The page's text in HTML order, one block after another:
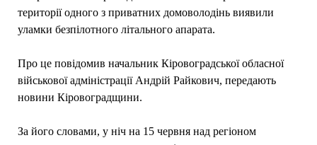
території одного з приватних домоволодінь виявили
уламки безпілотного літального апарата.
Про це повідомив начальник Кіровоградської обласної
військової адміністрації Андрій Райкович, передають
новини Кіровоградщини.
За його словами, у ніч на 15 червня над регіоном